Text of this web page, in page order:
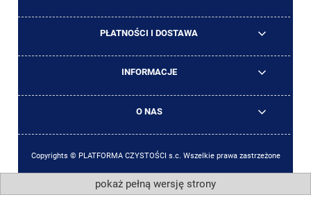
PŁATNOŚCI I DOSTAWA
INFORMACJE
O NAS
Copyrights © PLATFORMA CZYSTOŚCI s.c. Wszelkie prawa zastrzeżone
pokaż pełną wersję strony